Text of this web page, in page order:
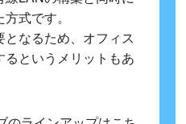
式です。
なるため、オフィス
というメリットもあ